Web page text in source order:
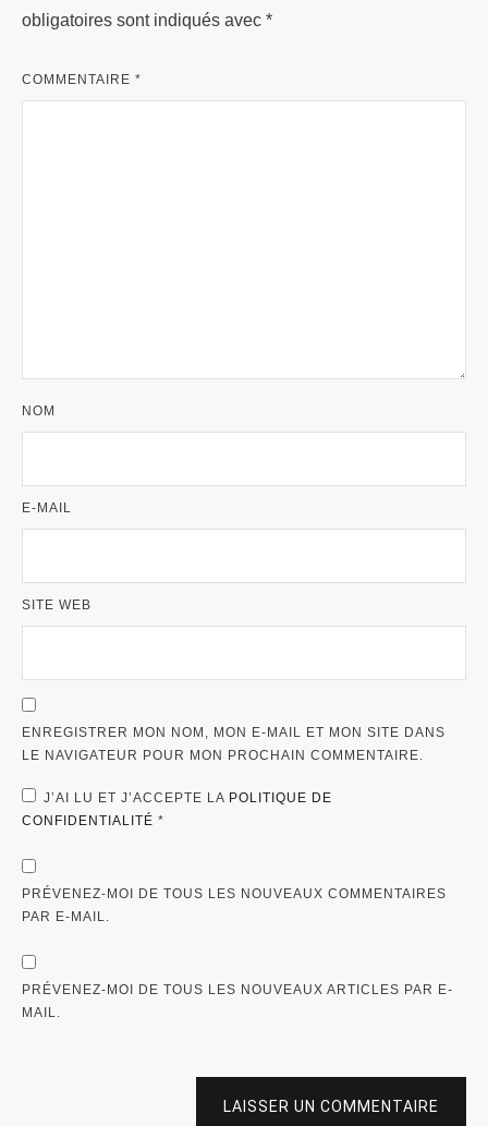
obligatoires sont indiqués avec *
COMMENTAIRE *
NOM
E-MAIL
SITE WEB
ENREGISTRER MON NOM, MON E-MAIL ET MON SITE DANS
LE NAVIGATEUR POUR MON PROCHAIN COMMENTAIRE.
J’AI LU ET J’ACCEPTE LA POLITIQUE DE
CONFIDENTIALITÉ *
PRÉVENEZ-MOI DE TOUS LES NOUVEAUX COMMENTAIRES
PAR E-MAIL.
PRÉVENEZ-MOI DE TOUS LES NOUVEAUX ARTICLES PAR E-
MAIL.
LAISSER UN COMMENTAIRE